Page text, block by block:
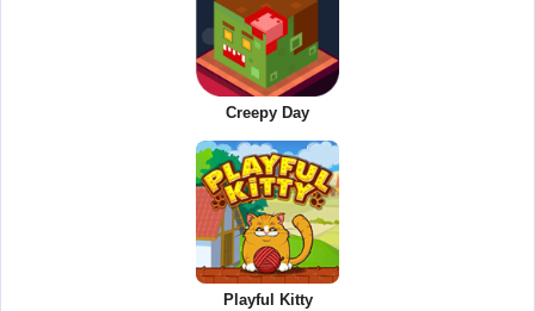
Creepy Day
Playful Kitty